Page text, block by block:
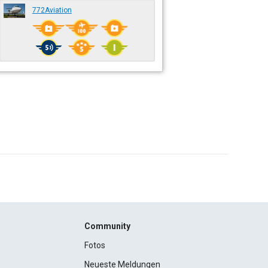
772Aviation
Community
Fotos
Neueste Meldungen